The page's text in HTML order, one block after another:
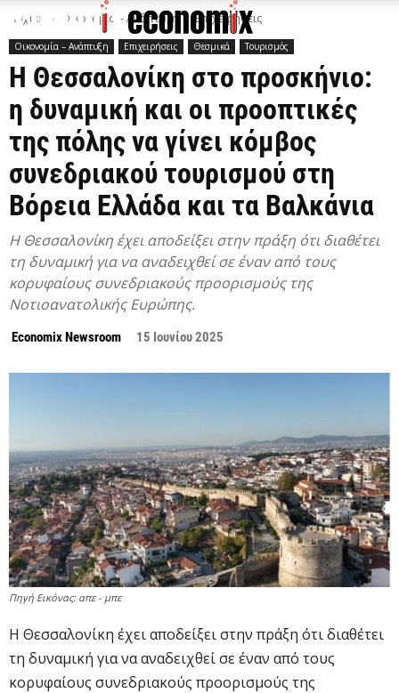
Αρχική Οικονομία – Ανάπτυξη Επιχειρήσεις
Οικονομία – Ανάπτυξη Επιχειρήσεις Θεσμικά Τουρισμός
Η Θεσσαλονίκη στο προσκήνιο:
η δυναμική και οι προοπτικές
της πόλης να γίνει κόμβος
συνεδριακού τουρισμού στη
Βόρεια Ελλάδα και τα Βαλκάνια
Η Θεσσαλονίκη έχει αποδείξει στην πράξη ότι διαθέτει
τη δυναμική για να αναδειχθεί σε έναν από τους
κορυφαίους συνεδριακούς προορισμούς της
Νοτιοανατολικής Ευρώπης.
Economix Newsroom 15 Ιουνίου 2025
Πηγή Εικόνας: απε - μπε
Η Θεσσαλονίκη έχει αποδείξει στην πράξη ότι διαθέτει
τη δυναμική για να αναδειχθεί σε έναν από τους
κορυφαίους συνεδριακούς προορισμούς της